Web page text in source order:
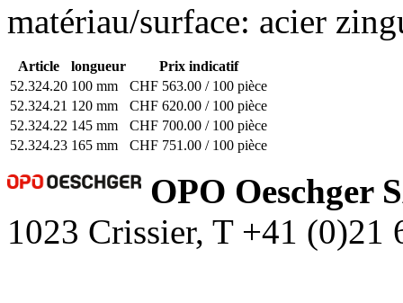
matériau/surface: acier
Article longueur
Prix indicatif
52.324.20 100 mm
CHF 563.00 / 100 pièce
52.324.21 120 mm
CHF 620.00 / 100 pièce
52.324.22 145 mm
CHF 700.00 / 100 pièce
52.324.23 165 mm CHF 751.00 / 100 pièce
OPO Oeschger
1023 Crissier, T +41 (0)21